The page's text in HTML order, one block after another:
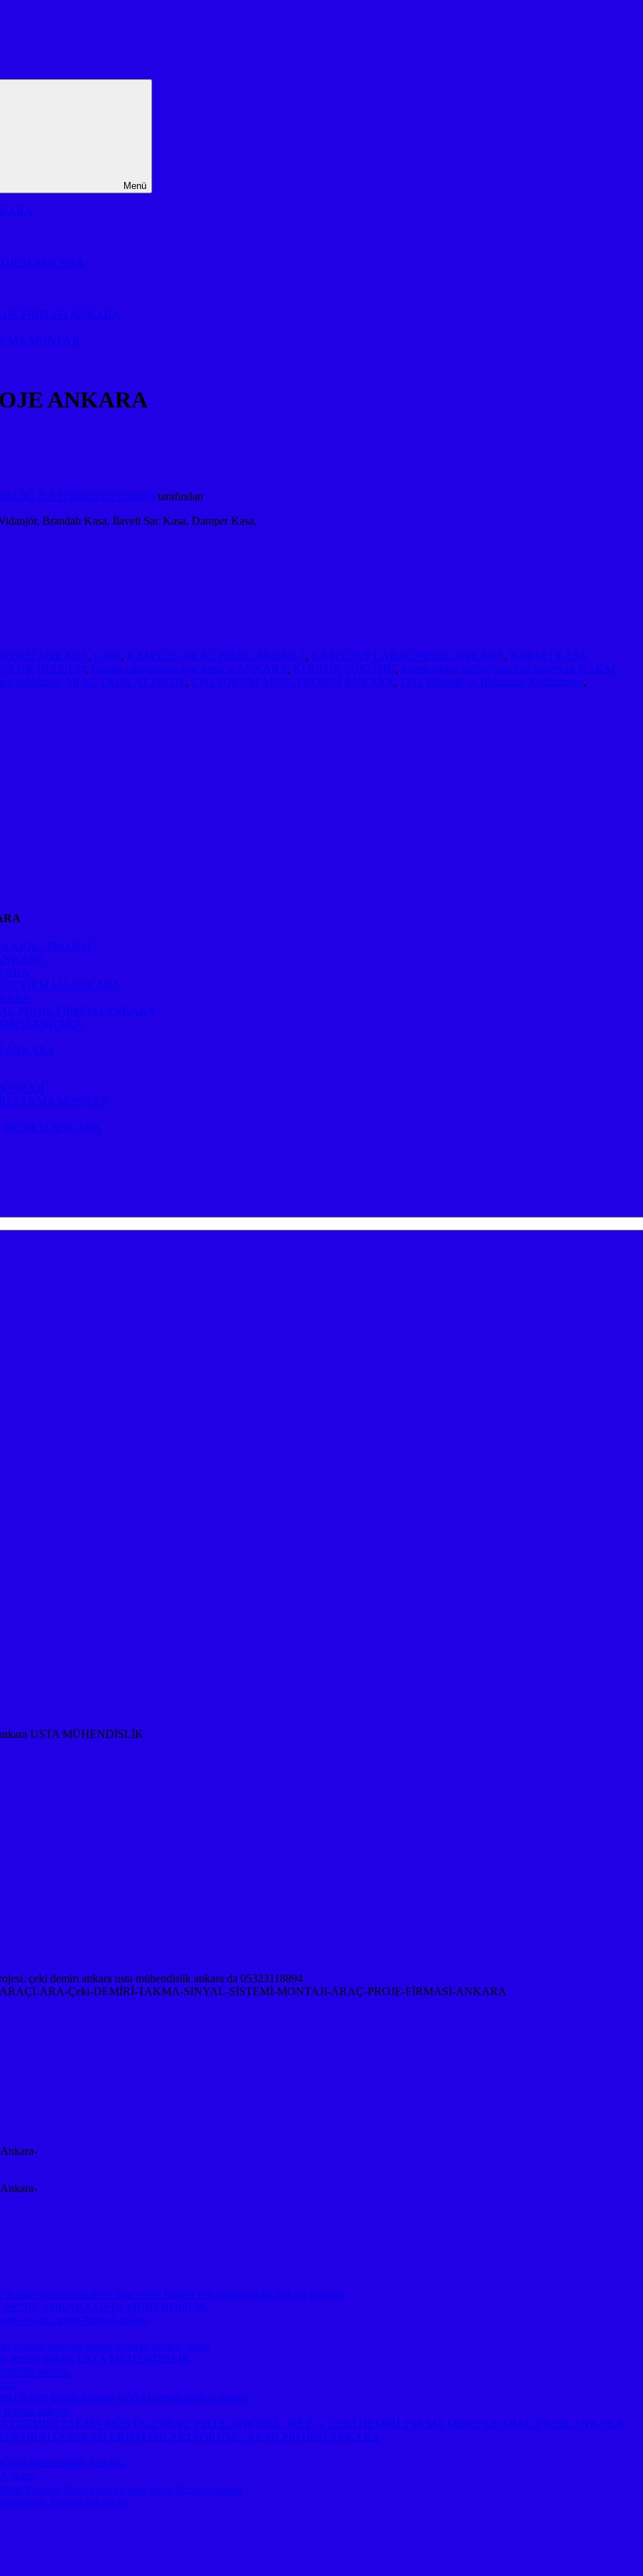
Menü
ANKARA
FİRMASI ANKARA
MONTAJI
ANKARA
İLETİŞİM: 05323118894 tarafından
Brandalı Kasa, İlaveli Sac Kasa, Damper Kasa,
ANKARA, Genel, KAMYON ARAÇ PROJE ANKARA, KAMYONET ARAÇ PROJE ANKARA, KAPALI KASA
BELGESİ, Koltuk çıkartılması araç proje si ANKARA, KOLTUK SÖKÜMÜ, koltuksökme otobüs minibüs panelvan &ARAÇ
sökülmesi ARAÇ TADİLAT PROJE, LPG SÖKÜM ARAÇ PROJESİ ANKARA, LPG Sökümü ve Ruhsattan Kaldırılması,
ARAÇ PROJESİ
FİRMASI ANKARA
PROJE FİRMASI ANKARA
ANKARA
ANKARA
TAKMA MONTAJI
ANKARA
ankara USTA MÜHENDİSLİK
Çeki-DEMİRİ-TAKMA-SİNYAL-SİSTEMİ-MONTAJI-ARAÇ-PROJE-FİRMASI-ANKARA
takma montajı ve araç proje firması usta mühendislik ankara ostimde
ANKARA USTA MÜHENDİSLİK
ve-arac-proje-firmasi-ankara
kancası takma montajı ve araç proje
firması ankara USTA MÜHENDİSLİK
ankara ,
demiri takma montajı ve çeki demiri projesi ankara
ankara
DEMİRİ TAKMA MONTAJI/ARAÇ PROJE ANKARA, JEEP ⇔ ÇEKİ DEMİRİ TAKMA MONTAJI/ARAÇ PROJE ANKARA
APARATI EKİPMANLARI SÖKÜMÜ ARAÇ PROJESİ ANKARA
usta-muhendislik-Ankara-
montesi fiyatı maliyeti araç proje firması Ankara,
firması ankara da